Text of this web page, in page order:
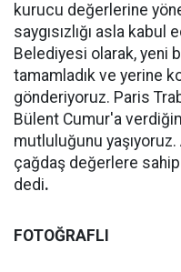
kurucu değerlerine
saygısızlığı asla
Belediyesi olarak, yeni
tamamladık ve yerine
gönderiyoruz. Paris
Bülent Cumur'a
mutluluğunu yaşıyoruz.
çağdaş değerlere
dedi.
FOTOĞRAFLI